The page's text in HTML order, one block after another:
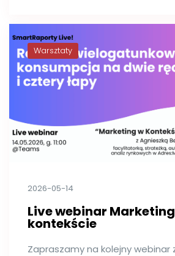
Warsztaty
2026-05-14
Live webinar
kontekście
Zapraszamy na kolejny webinar